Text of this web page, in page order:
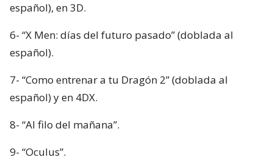
español), en 3D.
6- “X Men: días del futuro pasado” (doblada al
español).
7- “Como entrenar a tu Dragón 2” (doblada al
español) y en 4DX.
8- “Al filo del mañana”.
9- “Oculus”.